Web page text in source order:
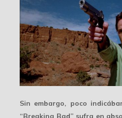
Sin embargo, poco
“Breaking Bad” sufra en